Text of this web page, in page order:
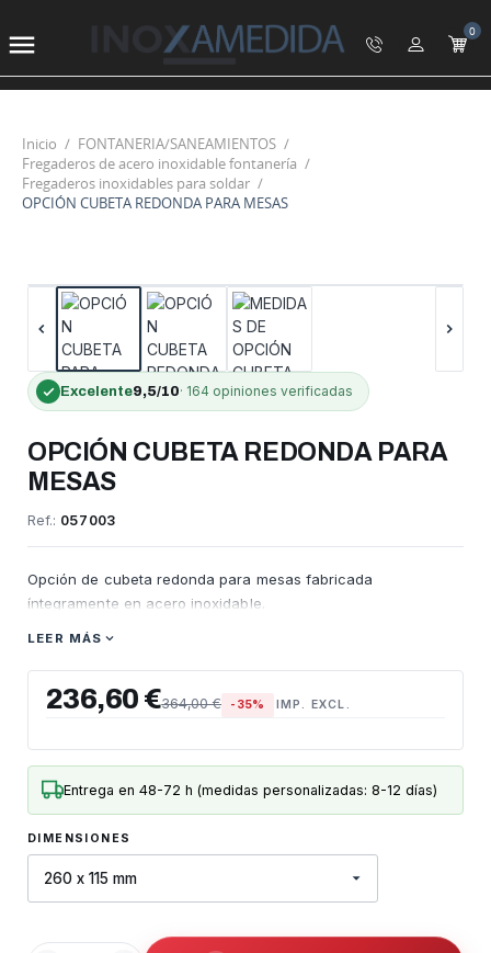
 0
Inicio
FONTANERIA/SANEAMIENTOS
Fregaderos de acero inoxidable fontanería
Fregaderos inoxidables para soldar
OPCIÓN CUBETA REDONDA PARA MESAS
-35%
OFERTA
Excelente9,5/10· 164 opiniones verificadas
OPCIÓN CUBETA REDONDA PARA
MESAS
Ref.: 057003
Opción de cubeta redonda para mesas fabricada
íntegramente en acero inoxidable.
LEER MÁS
236,60 €364,00 € -35% IMP. EXCL.
Entrega en 48-72 h (medidas personalizadas: 8-12 días)
DIMENSIONES